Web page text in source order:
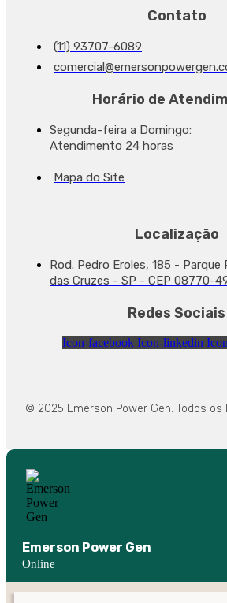
Contato
(11) 93707-6089
Horário de
Segunda-feira a Domingo:
Atendimento 24 horas
Mapa do Site
Localização
Rod. Pedro Eroles, 185 - Parque
das Cruzes - SP - CEP 08770-
Redes Sociais
Icon-facebook Icon-linkedin
© 2025 Emerson Power Gen. Todos os
Emerson Power Gen
Online